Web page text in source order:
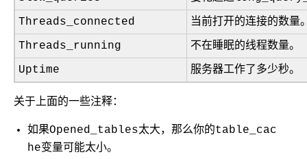
Threads_connected
当前打开的连接的数量
Threads_running
不在睡眠的线程数量。
Uptime
服务器工作了多少秒。
关于上面的一些注释：
如果Opened_tables太大，那么你的table_cac
he变量可能太小。